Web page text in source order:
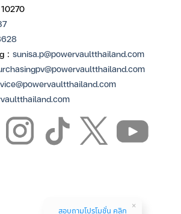
: sunisa.p@powervaultthailand.com
สอบถามโปรโมชั่น คลิก